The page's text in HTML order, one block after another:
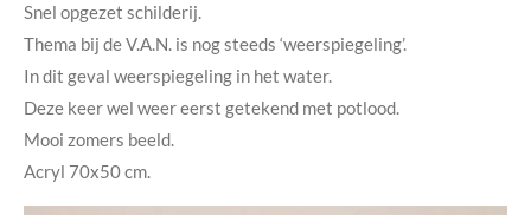
Snel opgezet schilderij.
Thema bij de V.A.N. is nog steeds ‘weerspiegeling’.
In dit geval weerspiegeling in het water.
Deze keer wel weer eerst getekend met potlood.
Mooi zomers beeld.
Acryl 70x50 cm.